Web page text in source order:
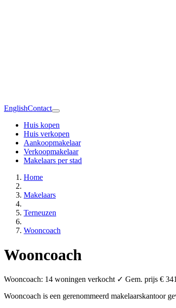
EnglishContact
Huis kopen
Huis verkopen
Aankoopmakelaar
Verkoopmakelaar
Makelaars per stad
Home
Makelaars
Terneuzen
Wooncoach
Wooncoach
Wooncoach: 14 woningen verkocht ✓ Gem. prijs €
Wooncoach is een gerenommeerd makelaarskantoor